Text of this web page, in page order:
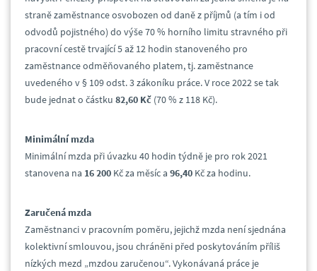
straně zaměstnance osvobozen od daně z příjmů (a tím i od
odvodů pojistného) do výše 70 % horního limitu stravného při
pracovní cestě trvající 5 až 12 hodin stanoveného pro
zaměstnance odměňovaného platem, tj. zaměstnance
uvedeného v § 109 odst. 3 zákoníku práce. V roce 2022 se tak
bude jednat o částku 82,60 Kč (70 % z 118 Kč).
Minimální mzda
Minimální mzda při úvazku 40 hodin týdně je pro rok 2021
stanovena na 16 200 Kč za měsíc a 96,40 Kč za hodinu.
Zaručená mzda
Zaměstnanci v pracovním poměru, jejichž mzda není sjednána
kolektivní smlouvou, jsou chráněni před poskytováním příliš
nízkých mezd „mzdou zaručenou“. Vykonávaná práce je